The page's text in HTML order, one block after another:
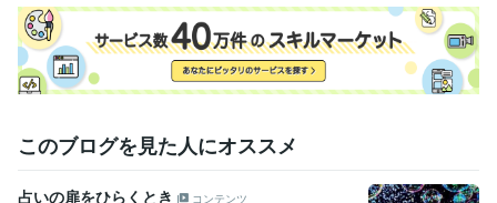
建築・土木・施工管理 / 設計監理 経験年数 : 12年
ライフスタイル・その他 / 占い師 経験年数 : 20年
ライフスタイル・その他 / 講師・インストラクター 経験年数 : 4年
ライフスタイル・その他 / カウンセラー・コーチ 経験年数 : 5年
私の子育て 命懸けの波乱続く出産記 マニュアル通りに行かない子育
ての楽しみ方
読売新聞主催  読売写真大賞 特別審査員賞受賞
このブログを見た人にオススメ
占いの扉をひらくとき
コンテンツ